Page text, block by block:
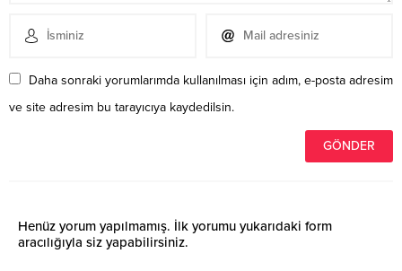
Daha sonraki yorumlarımda kullanılması için adım, e-posta adresim
ve site adresim bu tarayıcıya kaydedilsin.
Henüz yorum yapılmamış. İlk yorumu yukarıdaki form
aracılığıyla siz yapabilirsiniz.